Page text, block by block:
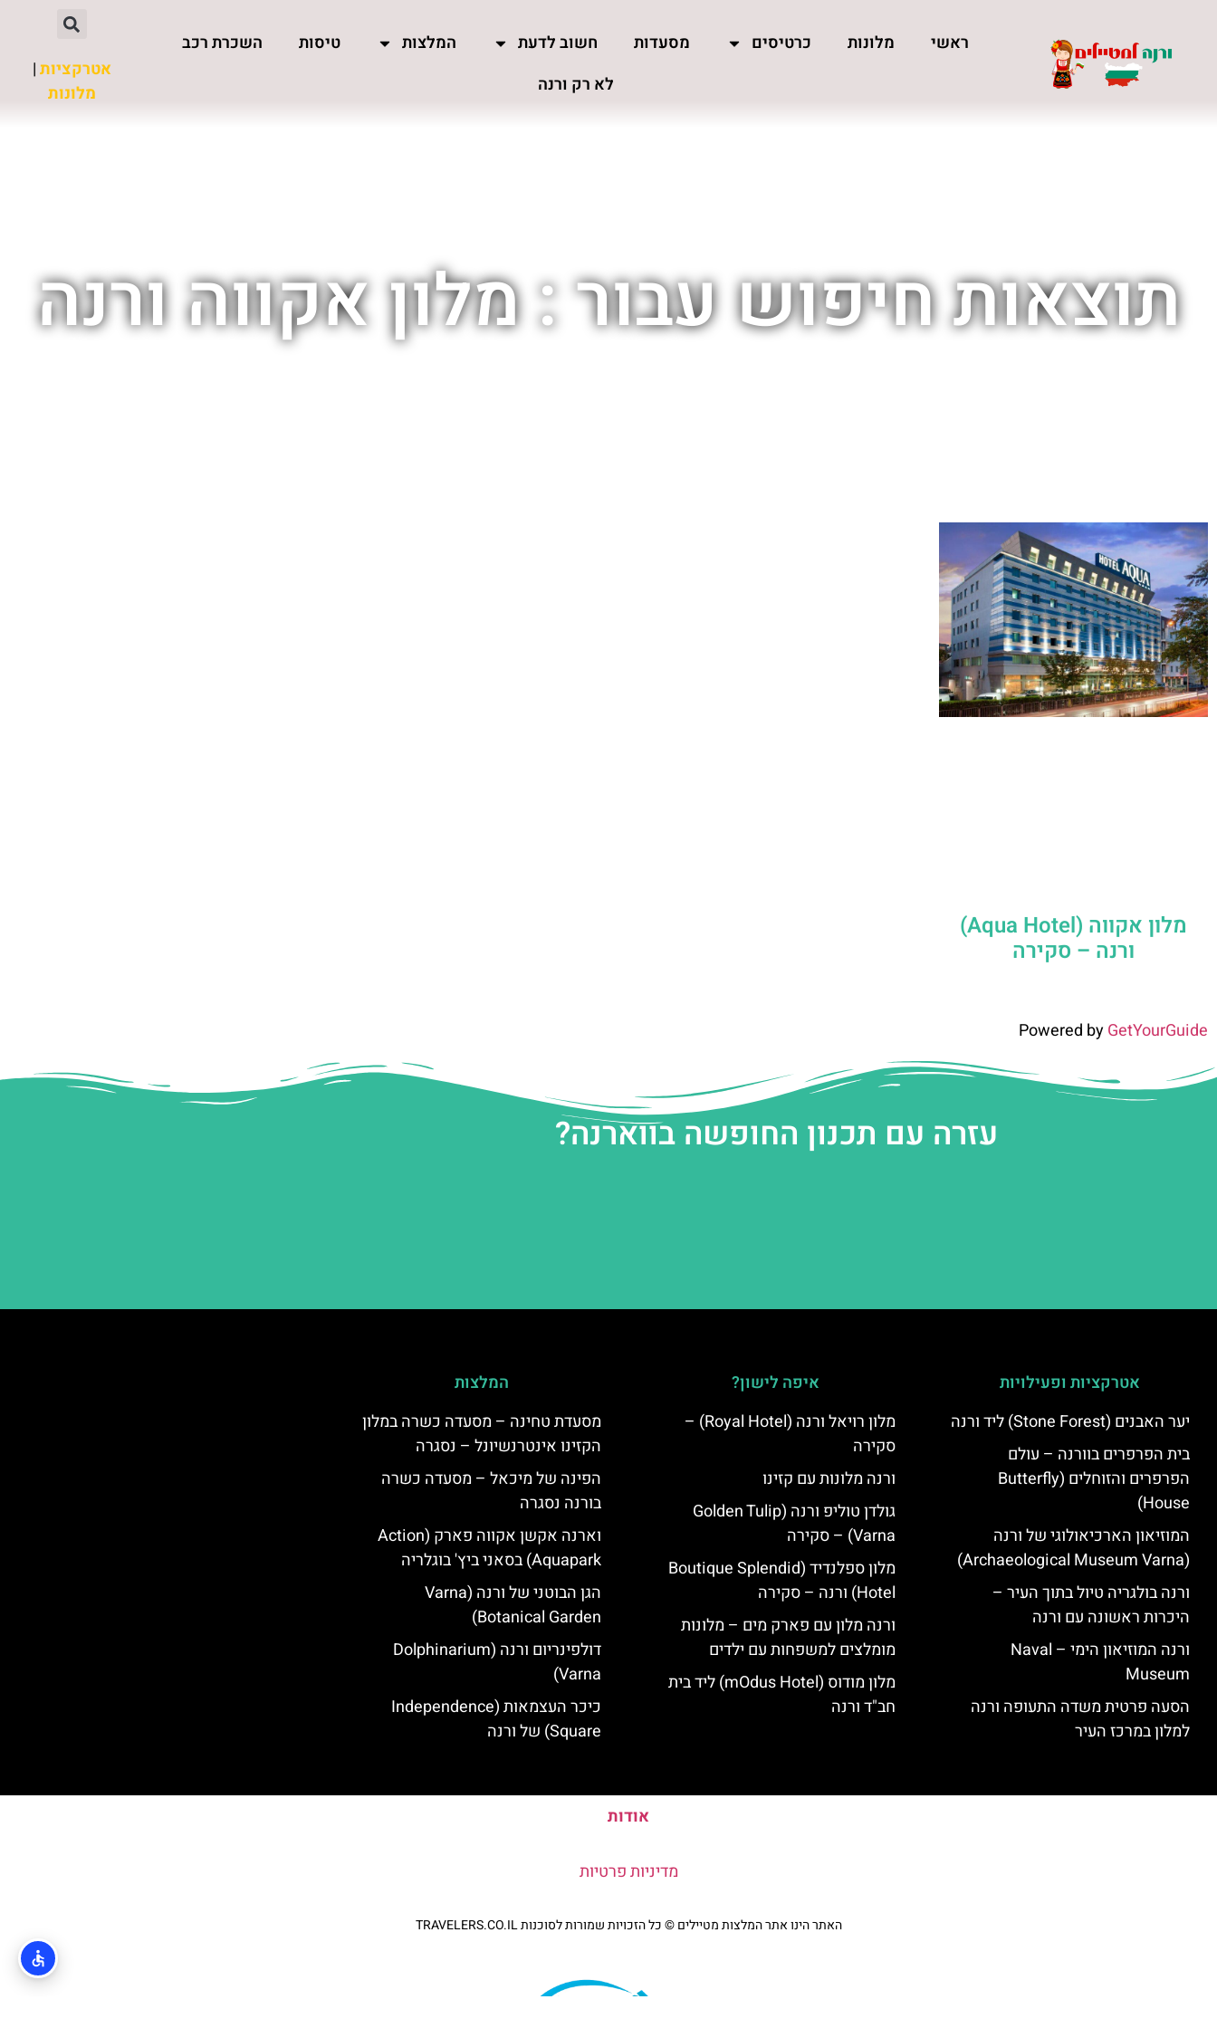
ראשי מלונות כרטיסים מסעדות חשוב לדעת המלצות טיסות
השכרת רכב
לא רק ורנה
אטרקציות|
מלונות
תוצאות חיפוש עבור : מלון אקווה ורנה
מלון אקווה (Aqua Hotel)
ורנה – סקירה
Powered byGetYourGuide
עזרה עם תכנון החופשה בווארנה?
אטרקציות ופעילויות
יער האבנים (Stone Forest) ליד ורנה
בית הפרפרים בוורנה – עולם
הפרפרים והזוחלים (Butterfly
House)
המוזיאון הארכיאולוגי של ורנה
(Archaeological Museum Varna)
ורנה בולגריה טיול בתוך העיר –
היכרות ראשונה עם ורנה
ורנה המוזיאון הימי – Naval
Museum
הסעה פרטית משדה התעופה ורנה
למלון במרכז העיר
איפה לישון?
מלון רויאל ורנה (Royal Hotel) –
סקירה
ורנה מלונות עם קזינו
גולדן טוליפ ורנה (Golden Tulip
Varna) – סקירה
מלון ספלנדיד (Boutique Splendid
Hotel) ורנה – סקירה
ורנה מלון עם פארק מים – מלונות
מומלצים למשפחות עם ילדים
מלון מודוס (mOdus Hotel) ליד בית
חב"ד ורנה
המלצות
מסעדת טחינה – מסעדה כשרה במלון
הקזינו אינטרנשיונל – נסגרה
הפינה של מיכאל – מסעדה כשרה
בורנה נסגרה
וארנה אקשן אקווה פארק (Action
Aquapark) בסאני ביץ' בוגלריה
הגן הבוטני של ורנה (Varna
Botanical Garden)
דולפינריום ורנה (Dolphinarium
Varna)
כיכר העצמאות (Independence
Square) של ורנה
אודות
מדיניות פרטיות
האתר הינו אתר המלצות מטיילים © כל הזכויות שמורות לסוכנות TRAVELERS.CO.IL